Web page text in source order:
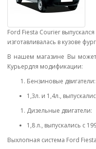
Ford Fiesta Courier
изготавливалась в кузове
В нашем магазине Вы
Курьердля модификации:
Бензиновые двигатели:
1,3л. и 1,4л.,
Дизельные двигатели:
1,8 л., выпускались с
Выхлопная система Ford